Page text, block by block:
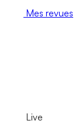
Mes revues
Live